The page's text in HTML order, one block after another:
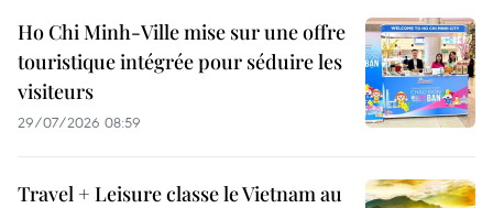
Ho Chi Minh-Ville mise sur une offre
touristique intégrée pour séduire les
visiteurs
29/07/2026 08:59
Travel + Leisure classe le Vietnam au